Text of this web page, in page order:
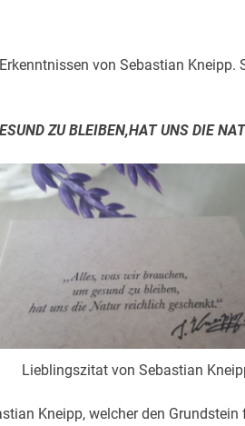
von Sebastian
ZU BLEIBEN,HAT UNS DIE
Lieblingszitat von Sebastian
Kneipp, welcher den